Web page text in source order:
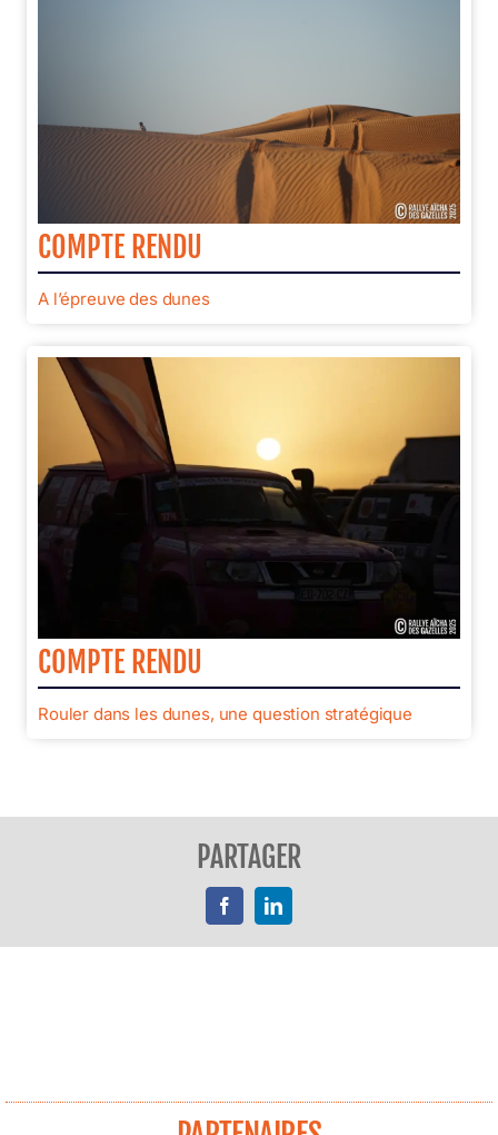
COMPTE RENDU
A l’épreuve des dunes
COMPTE RENDU
Rouler dans les dunes, une question stratégique
PARTAGER
FacebookLinkedIn